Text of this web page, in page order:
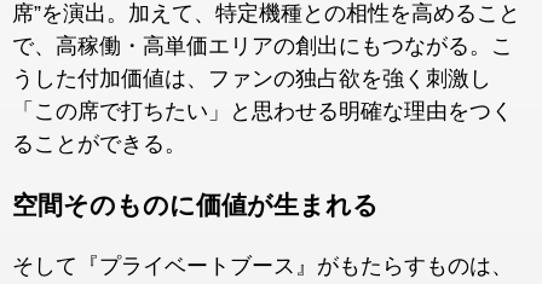
席”を演出。加えて、特定機種との相性を高めること
で、高稼働・高単価エリアの創出にもつながる。こ
うした付加価値は、ファンの独占欲を強く刺激し
「この席で打ちたい」と思わせる明確な理由をつく
ることができる。
空間そのものに価値が生まれる
そして『プライベートブース』がもたらすものは、